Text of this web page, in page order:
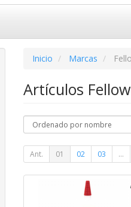
Inicio Marcas
Artículos
Ant. 01 02 03 ...